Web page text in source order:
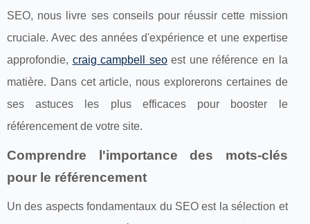
SEO, nous livre ses conseils pour réussir cette mission
cruciale. Avec des années d'expérience et une expertise
approfondie, craig campbell seoest une référence en la
matière. Dans cet article, nous explorerons certaines de
ses astuces les plus efficaces pour booster le
référencement de votre site.
Comprendre l'importance des mots-clés
pour le référencement
Un des aspects fondamentaux du SEO est la sélection et